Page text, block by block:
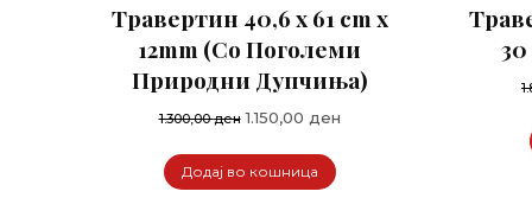
Травертин 40,6 x 61 cm x
12mm (Со Поголеми
Природни Дупчиња)
1.300,00ден Original
was:
1.300,00 ден.
1.150,00 денCurrent
Додај во кошница